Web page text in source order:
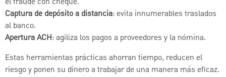
Captura de depósito a distancia: evita innumerables traslados
al banco.
Apertura ACH: agiliza los pagos a proveedores y la nómina.
Estas herramientas prácticas ahorran tiempo, reducen el
riesgo y ponen su dinero a trabajar de una manera más eficaz.